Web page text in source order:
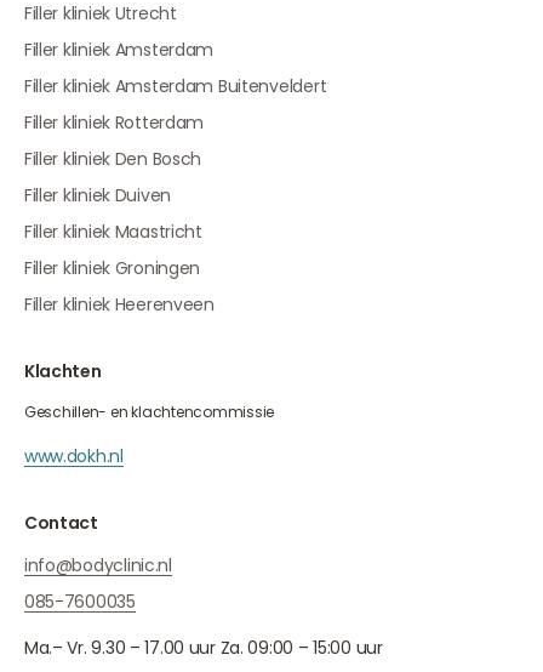
Filler kliniek Utrecht
Filler kliniek Amsterdam
Filler kliniek Amsterdam Buitenveldert
Filler kliniek Rotterdam
Filler kliniek Den Bosch
Filler kliniek Duiven
Filler kliniek Maastricht
Filler kliniek Groningen
Filler kliniek Heerenveen
Klachten
Geschillen- en klachtencommissie
www.dokh.nl
Contact
info@bodyclinic.nl
085-7600035
Ma.– Vr. 9.30 – 17.00 uur Za. 09:00 – 15:00 uur